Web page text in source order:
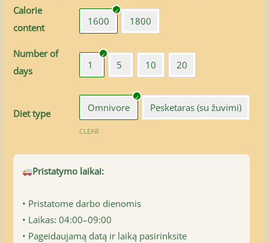
Calorie
content
1600 1800
Number of
days
1 5 10 20
Diet type
Omnivore Pesketaras (su žuvimi)
CLEAR
Pristatymo laikai:
• Pristatome darbo dienomis
• Laikas: 04:00–09:00
• Pageidaujamą datą ir laiką pasirinksite